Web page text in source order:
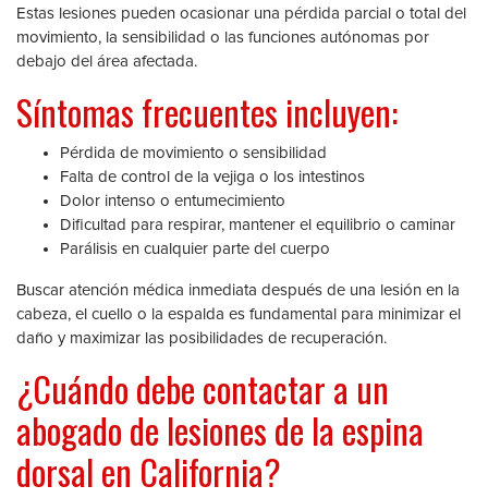
Estas lesiones pueden ocasionar una pérdida parcial o total del
movimiento, la sensibilidad o las funciones autónomas por
debajo del área afectada.
Síntomas frecuentes incluyen:
Pérdida de movimiento o sensibilidad
Falta de control de la vejiga o los intestinos
Dolor intenso o entumecimiento
Dificultad para respirar, mantener el equilibrio o caminar
Parálisis en cualquier parte del cuerpo
Buscar atención médica inmediata después de una lesión en la
cabeza, el cuello o la espalda es fundamental para minimizar el
daño y maximizar las posibilidades de recuperación.
¿Cuándo debe contactar a un
abogado de lesiones de la espina
dorsal en California?